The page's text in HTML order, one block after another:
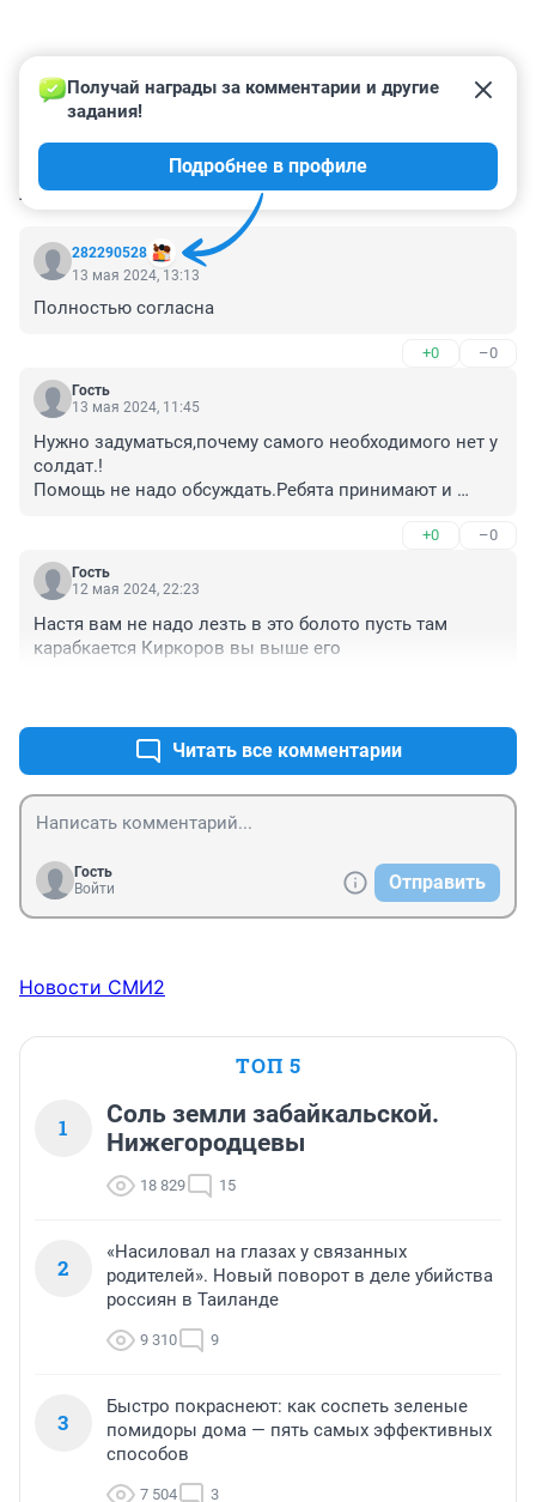
КОММЕНТАРИИ 92
282290528
Получай награды за комментарии и другие
задания!
Подробнее в профиле
13 мая 2024, 13:13
Полностью согласна
+0 –0
Гость
13 мая 2024, 11:45
Нужно задуматься,почему самого необходимого нет у
солдат.!
Помощь не надо обсуждать.Ребята принимают и
+0 –0
Гость
12 мая 2024, 22:23
Настя вам не надо лезть в это болото пусть там
карабкается Киркоров вы выше его
Читать все комментарии
Гость
Войти
Отправить
Новости СМИ2
ТОП 5
1
Соль земли забайкальской.
Нижегородцевы
18 829 15
2
«Насиловал на глазах у связанных
родителей». Новый поворот в деле убийства
россиян в Таиланде
9 310 9
3
Быстро покраснеют: как соспеть зеленые
помидоры дома — пять самых эффективных
способов
7 504 3